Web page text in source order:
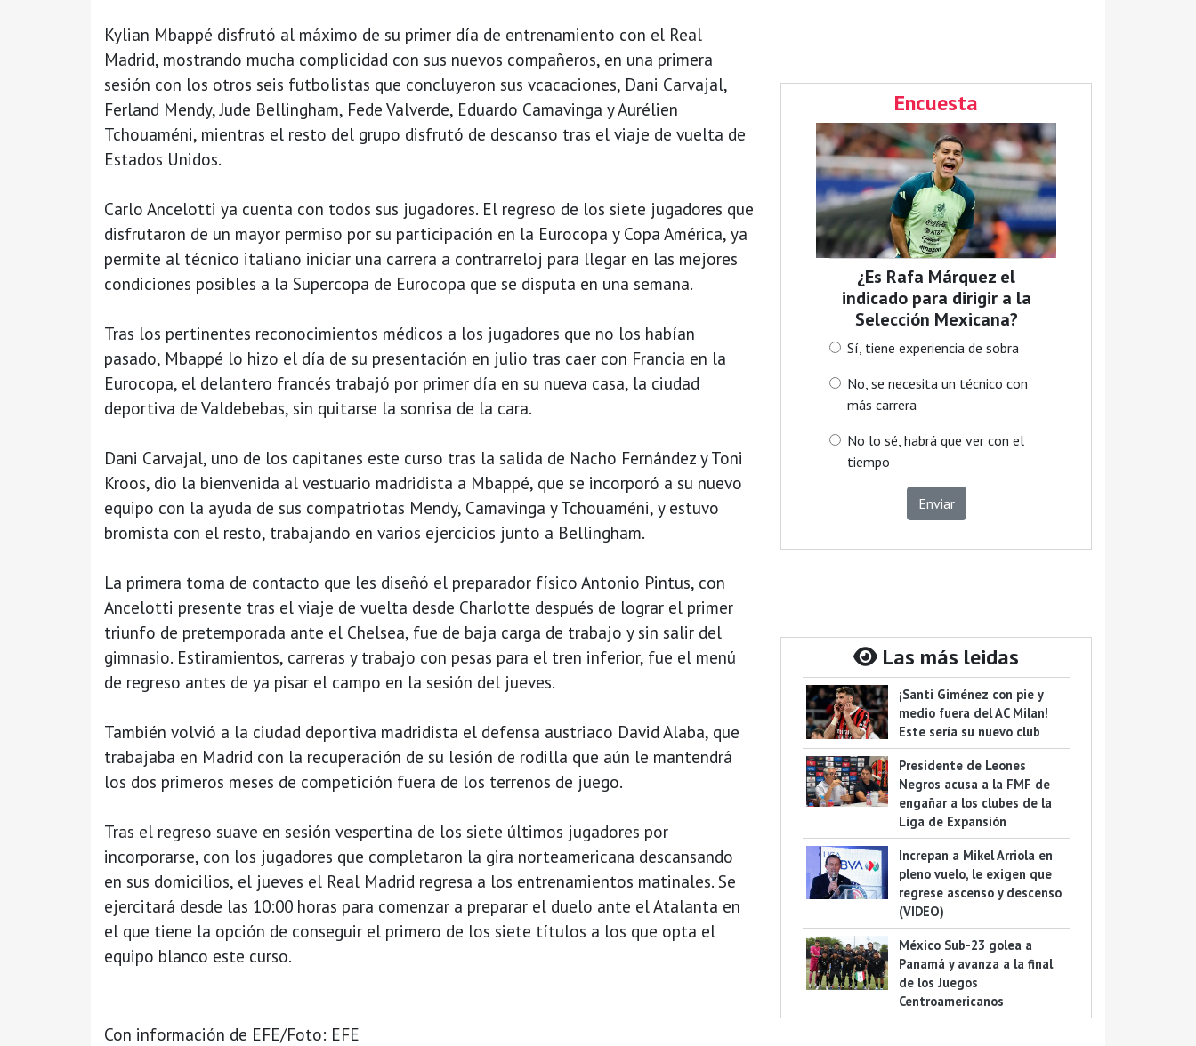
Kylian Mbappé disfrutó al máximo de su primer día de entrenamiento con el Real
Madrid, mostrando mucha complicidad con sus nuevos compañeros, en una primera
sesión con los otros seis futbolistas que concluyeron sus vcacaciones, Dani Carvajal,
Ferland Mendy, Jude Bellingham, Fede Valverde, Eduardo Camavinga y Aurélien
Tchouaméni, mientras el resto del grupo disfrutó de descanso tras el viaje de vuelta de
Estados Unidos.
Carlo Ancelotti ya cuenta con todos sus jugadores. El regreso de los siete jugadores que
disfrutaron de un mayor permiso por su participación en la Eurocopa y Copa América, ya
permite al técnico italiano iniciar una carrera a contrarreloj para llegar en las mejores
condiciones posibles a la Supercopa de Eurocopa que se disputa en una semana.
Tras los pertinentes reconocimientos médicos a los jugadores que no los habían
pasado, Mbappé lo hizo el día de su presentación en julio tras caer con Francia en la
Eurocopa, el delantero francés trabajó por primer día en su nueva casa, la ciudad
deportiva de Valdebebas, sin quitarse la sonrisa de la cara.
Dani Carvajal, uno de los capitanes este curso tras la salida de Nacho Fernández y Toni
Kroos, dio la bienvenida al vestuario madridista a Mbappé, que se incorporó a su nuevo
equipo con la ayuda de sus compatriotas Mendy, Camavinga y Tchouaméni, y estuvo
bromista con el resto, trabajando en varios ejercicios junto a Bellingham.
La primera toma de contacto que les diseñó el preparador físico Antonio Pintus, con
Ancelotti presente tras el viaje de vuelta desde Charlotte después de lograr el primer
triunfo de pretemporada ante el Chelsea, fue de baja carga de trabajo y sin salir del
gimnasio. Estiramientos, carreras y trabajo con pesas para el tren inferior, fue el menú
de regreso antes de ya pisar el campo en la sesión del jueves.
También volvió a la ciudad deportiva madridista el defensa austriaco David Alaba, que
trabajaba en Madrid con la recuperación de su lesión de rodilla que aún le mantendrá
los dos primeros meses de competición fuera de los terrenos de juego.
Tras el regreso suave en sesión vespertina de los siete últimos jugadores por
incorporarse, con los jugadores que completaron la gira norteamericana descansando
en sus domicilios, el jueves el Real Madrid regresa a los entrenamientos matinales. Se
ejercitará desde las 10:00 horas para comenzar a preparar el duelo ante el Atalanta en
el que tiene la opción de conseguir el primero de los siete títulos a los que opta el
equipo blanco este curso.
Con información de EFE/Foto: EFE
Encuesta
¿Es Rafa Márquez el
indicado para dirigir a la
Selección Mexicana?
Sí, tiene experiencia de sobra
No, se necesita un técnico con
más carrera
No lo sé, habrá que ver con el
tiempo
Enviar
Las más leidas
¡Santi Giménez con pie y
medio fuera del AC Milan!
Este sería su nuevo club
Presidente de Leones
Negros acusa a la FMF de
engañar a los clubes de la
Liga de Expansión
Increpan a Mikel Arriola en
pleno vuelo, le exigen que
regrese ascenso y descenso
(VIDEO)
México Sub-23 golea a
Panamá y avanza a la final
de los Juegos
Centroamericanos